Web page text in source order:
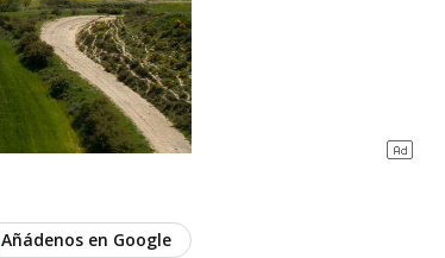
Añádenos en Google